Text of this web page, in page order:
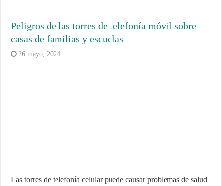
Peligros de las torres de telefonía móvil sobre
casas de familias y escuelas
26 mayo, 2024
Las torres de telefonía celular puede causar problemas de salud